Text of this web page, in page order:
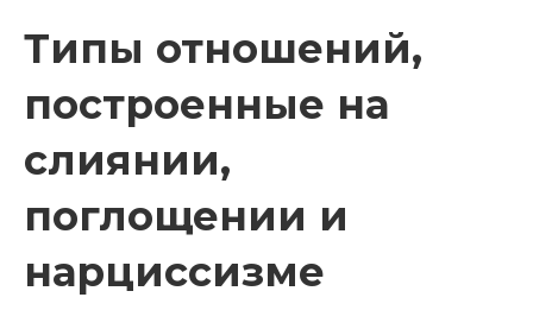
Типы отношений,
построенные на
слиянии,
поглощении и
нарциссизме